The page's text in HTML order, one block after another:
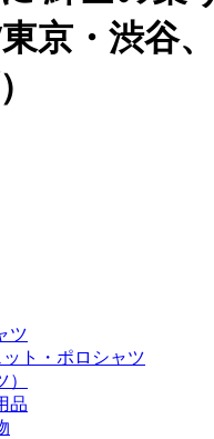
京・渋谷
ツ
ト・ポロシャツ
品